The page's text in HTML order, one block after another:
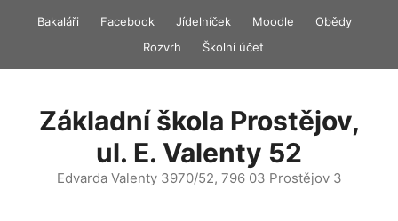
Bakaláři Facebook Jídelníček Moodle
Obědy
Rozvrh
Školní účet
Základní škola Prostějov,
ul. E. Valenty 52
Edvarda Valenty 3970/52, 796 03 Prostějov 3